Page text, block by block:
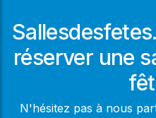
réserver une
N'hésitez pas à nous